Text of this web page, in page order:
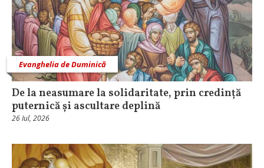
Evanghelia de Duminică
De la neasumare la solidaritate, prin credință
puternică și ascultare deplină
26 Iul, 2026